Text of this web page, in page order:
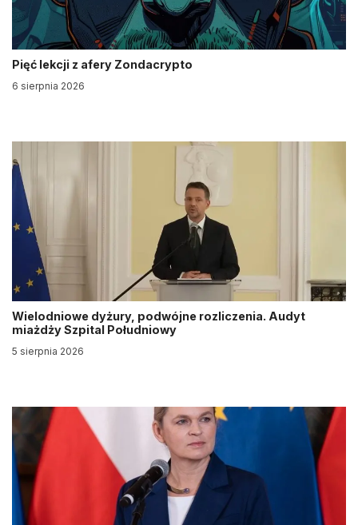
Pięć lekcji z afery Zondacrypto
6 sierpnia 2026
Wielodniowe dyżury, podwójne rozliczenia. Audyt
miażdży Szpital Południowy
5 sierpnia 2026